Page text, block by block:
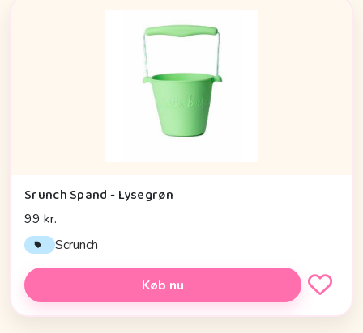
Srunch Spand - Lysegrøn
99 kr.
Scrunch
Køb nu